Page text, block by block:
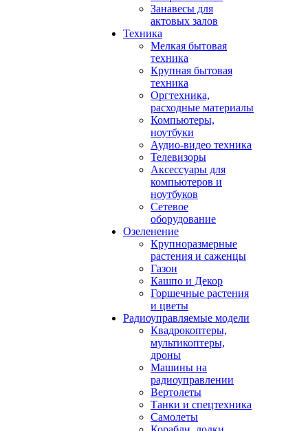
Занавесы для
актовых залов
Техника
Мелкая бытовая
техника
Крупная бытовая
техника
Оргтехника,
расходные материалы
Компьютеры,
ноутбуки
Аудио-видео техника
Телевизоры
Аксессуары для
компьютеров и
ноутбуков
Сетевое
оборудование
Озеленение
Крупноразмерные
растения и саженцы
Газон
Кашпо и Декор
Горшечные растения
и цветы
Радиоуправляемые модели
Квадрокоптеры,
мультикоптеры,
дроны
Машины на
радиоуправлении
Вертолеты
Танки и спецтехника
Самолеты